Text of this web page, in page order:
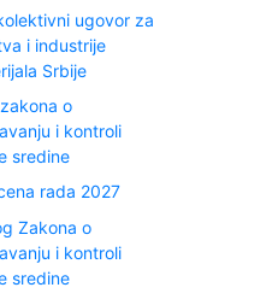
ugovor za
i industrije
Srbije
o
i kontroli
sredine
rada 2027
Zakona o
i kontroli
sredine